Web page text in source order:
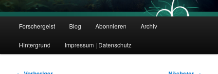
ä
e
p
Z
u
Z
u
Forschergeist Blog Abonnieren Archiv
Hintergrund Impressum | Datenschutz